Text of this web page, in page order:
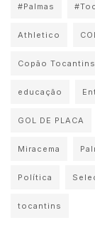
#Palmas
Athletico
Copão Tocantins
educação
GOL DE PLACA
Miracema
Política
tocantins